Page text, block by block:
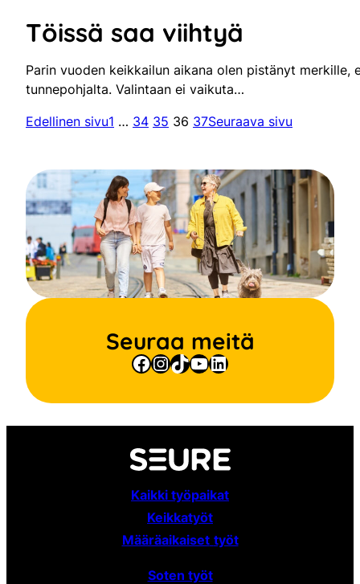
Töissä saa viihtyä
Parin vuoden keikkailun aikana olen pistänyt
tunnepohjalta. Valintaan ei vaikuta…
Edellinen sivu1 … 34 35 36 37Seuraava sivu
Seuraa meitä
Facebook
Instagram
TikTok
YouTube
LinkedIn
Kaikki työpaikat
Keikkatyöt
Määräaikaiset työt
Soten työt